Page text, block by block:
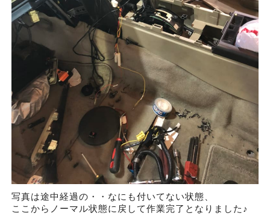
写真は途中経過の・・なにも付いてない状態、
ここからノーマル状態に戻して作業完了となりました♪